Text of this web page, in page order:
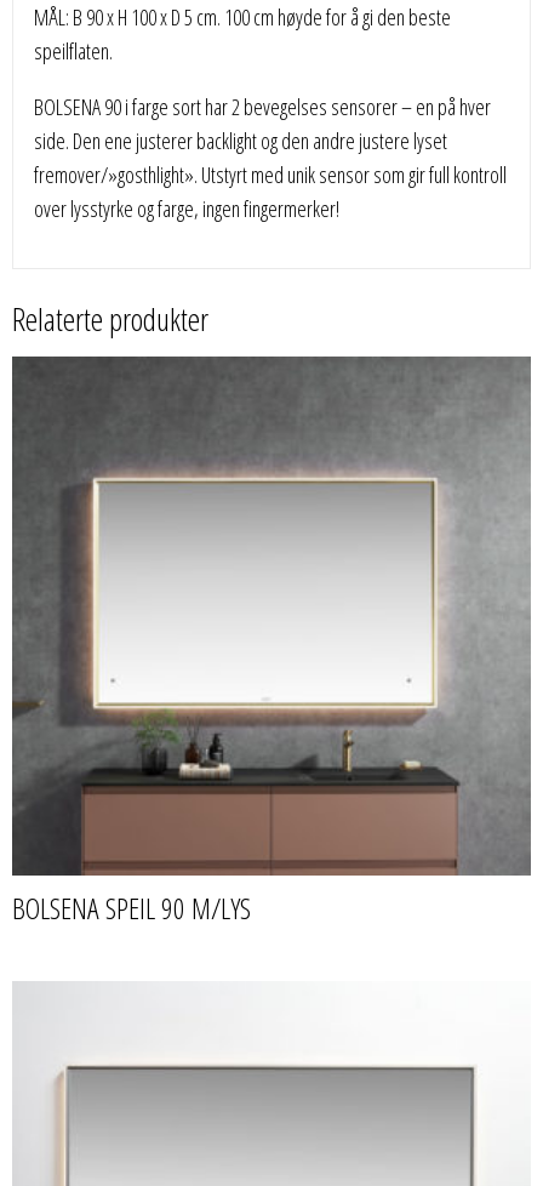
MÅL: B 90 x H 100 x D 5 cm. 100 cm høyde for å gi den beste
speilflaten.
BOLSENA 90 i farge sort har 2 bevegelses sensorer – en på hver
side. Den ene justerer backlight og den andre justere lyset
fremover/»gosthlight». Utstyrt med unik sensor som gir full kontroll
over lysstyrke og farge, ingen fingermerker!
Relaterte produkter
BOLSENA SPEIL 90 M/LYS